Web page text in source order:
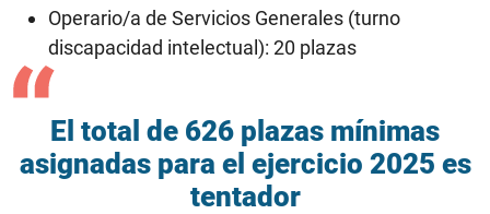
Operario/a de Servicios Generales (turno
discapacidad intelectual): 20 plazas
El total de 626 plazas mínimas
asignadas para el ejercicio 2025 es
tentador